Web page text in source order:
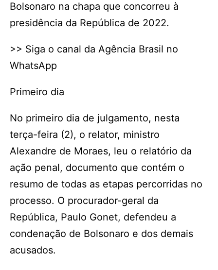
Bolsonaro na chapa que concorreu à
presidência da República de 2022.
>> Siga o canal da Agência Brasil no
WhatsApp
Primeiro dia
No primeiro dia de julgamento, nesta
terça-feira (2), o relator, ministro
Alexandre de Moraes, leu o relatório da
ação penal, documento que contém o
resumo de todas as etapas percorridas no
processo. O procurador-geral da
República, Paulo Gonet, defendeu a
condenação de Bolsonaro e dos demais
acusados.